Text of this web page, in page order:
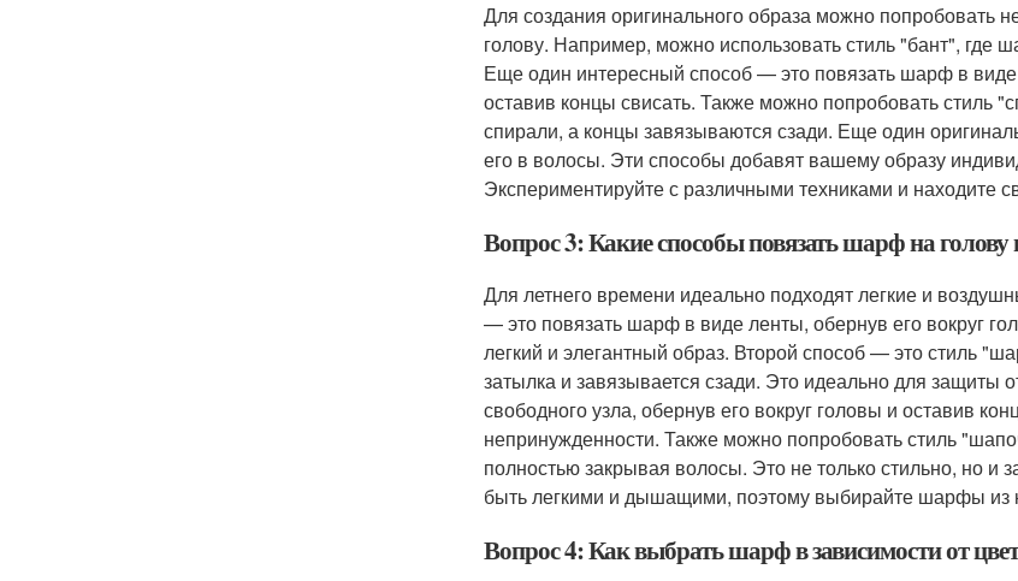
Для создания оригинального образа можно попробовать
голову. Например, можно использовать стиль "бант", где
Еще один интересный способ — это повязать шарф в виде
оставив концы свисать. Также можно попробовать стиль
спирали, а концы завязываются сзади. Еще один
его в волосы. Эти способы добавят вашему образу
Экспериментируйте с различными техниками и находите
Вопрос 3: Какие способы повязать шарф на голову
Для летнего времени идеально подходят легкие и
— это повязать шарф в виде ленты, обернув его вокруг
легкий и элегантный образ. Второй способ — это стиль
затылка и завязывается сзади. Это идеально для
свободного узла, обернув его вокруг головы и оставив
непринужденности. Также можно попробовать стиль
полностью закрывая волосы. Это не только стильно, но
быть легкими и дышащими, поэтому выбирайте шарфы из
Вопрос 4: Как выбрать шарф в зависимости от